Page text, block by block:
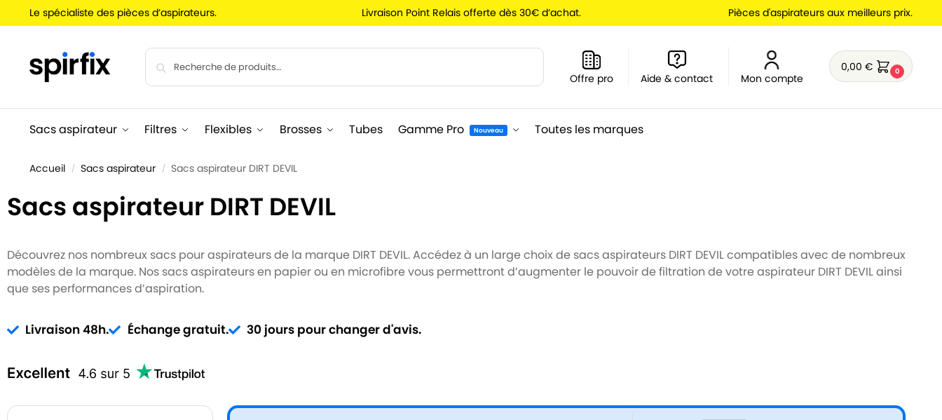
Le spécialiste des pièces d’aspirateurs. Livraison Point Relais offerte dès 30€ d’achat. Pièces d'aspirateurs aux meilleurs prix.
Offre pro Aide & contact Mon compte
0,00€ 0
Sacs aspirateur Filtres Flexibles Brosses Tubes Gamme Pro Nouveau Toutes les marques
Accueil / Sacs aspirateur / Sacs aspirateur DIRT DEVIL
Sacs aspirateur DIRT DEVIL
Découvrez nos nombreux sacs pour aspirateurs de la marque DIRT DEVIL. Accédez à un large choix de sacs aspirateurs DIRT DEVIL compatibles avec de nombreux
modèles de la marque. Nos sacs aspirateurs en papier ou en microfibre vous permettront d’augmenter le pouvoir de filtration de votre aspirateur DIRT DEVIL ainsi
que ses performances d’aspiration.
Livraison 48h. Échange gratuit. 30 jours pour changer d'avis.